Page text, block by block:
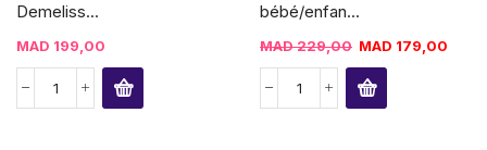
Demeliss...
MAD 199,00
bébé/enfan...
MAD229,00 MAD 179,00